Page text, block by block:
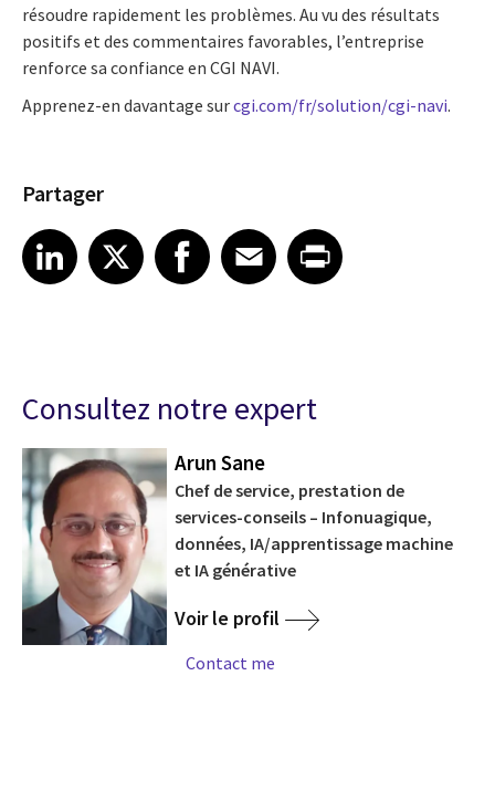
résoudre rapidement les problèmes. Au vu des résultats
positifs et des commentaires favorables, l’entreprise
renforce sa confiance en CGI NAVI.
Apprenez-en davantage surcgi.com/fr/solution/cgi-navi.
Partager
Share article on LinkedIn
LinkedIn
Share article on XShare article on Facebook
Facebook
Share article on Email
EmailShare article on Print
Consultez notre expert
Arun Sane
Chef de service, prestation de
services-conseils – Infonuagique,
données, IA/apprentissage machine
et IA générative
Voir le profil
Contact me